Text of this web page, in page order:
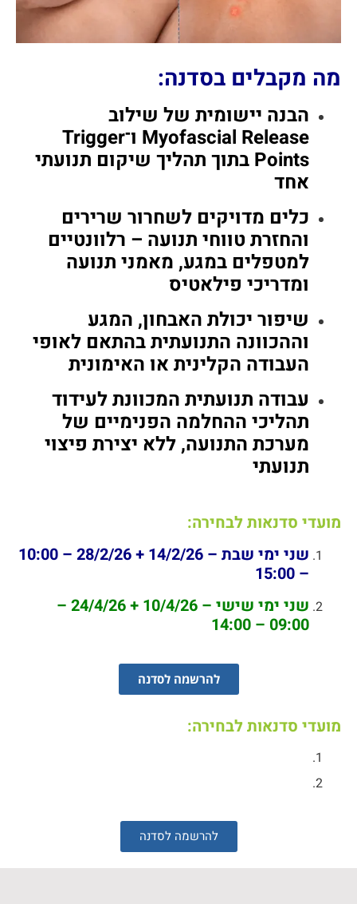
מה מקבלים בסדנה:
הבנה יישומית של שילוב
Myofascial Release ו־Trigger
Points בתוך תהליך שיקום תנועתי
אחד
כלים מדויקים לשחרור שרירים
והחזרת טווחי תנועה – רלוונטיים
למטפלים במגע, מאמני תנועה
ומדריכי פילאטיס
שיפור יכולת האבחון, המגע
וההכוונה התנועתית בהתאם לאופי
העבודה הקלינית או האימונית
עבודה תנועתית המכוונת לעידוד
תהליכי ההחלמה הפנימיים של
מערכת התנועה, ללא יצירת פיצוי
תנועתי
מועדי סדנאות לבחירה:
שני ימי שבת – 14/2/26 + 28/2/26 – 10:00
– 15:00
שני ימי שישי – 10/4/26 + 24/4/26 –
09:00 – 14:00
להרשמה לסדנה
מועדי סדנאות לבחירה:
להרשמה לסדנה